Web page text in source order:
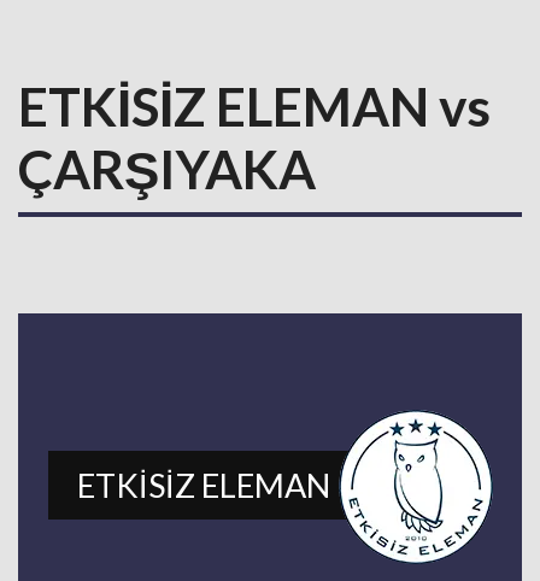
ETKİSİZ ELEMAN vs
ÇARŞIYAKA
ETKİSİZ ELEMAN